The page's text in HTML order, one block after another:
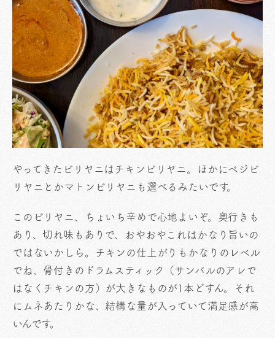
やってきたビリヤニはチキンビリヤニ。ほかにベジビ
リヤニとかマトンビリヤニも選べるみたいです。
このビリヤニ、ちょいち辛めで心地よいぞ。奥行きも
あり、切れ味もありで、おやおやこれはかなり旨いの
ではないかしら。チキンの仕上がりもかなりのレベル
でね、骨付きのドラムスティック（サンバルのアレで
はなくチキンの方）が大きなものが1本どすん。それ
にムネあたりかな、結構な量が入っていて満足感が高
いんです。